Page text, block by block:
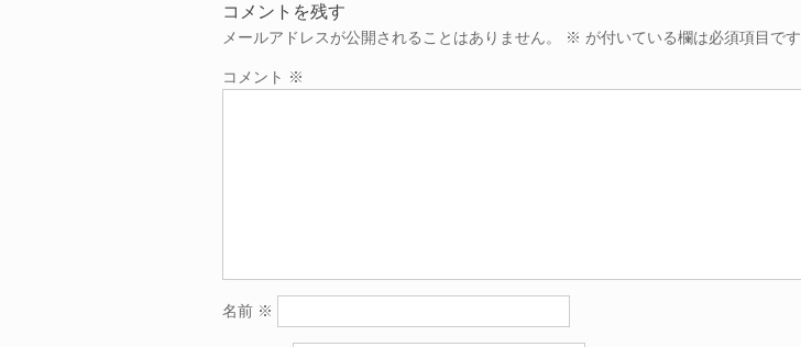
navigation
コメントを残す
メールアドレスが公開されることはありません。 ※ が付いている欄は必須項目です
コメント ※
名前 ※